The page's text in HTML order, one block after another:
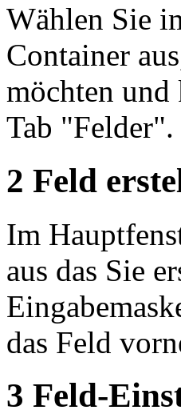
Wählen Sie
Container
möchten und
Tab "Felder".
2 Feld
Im
aus das Sie
das Feld
3 Feld-